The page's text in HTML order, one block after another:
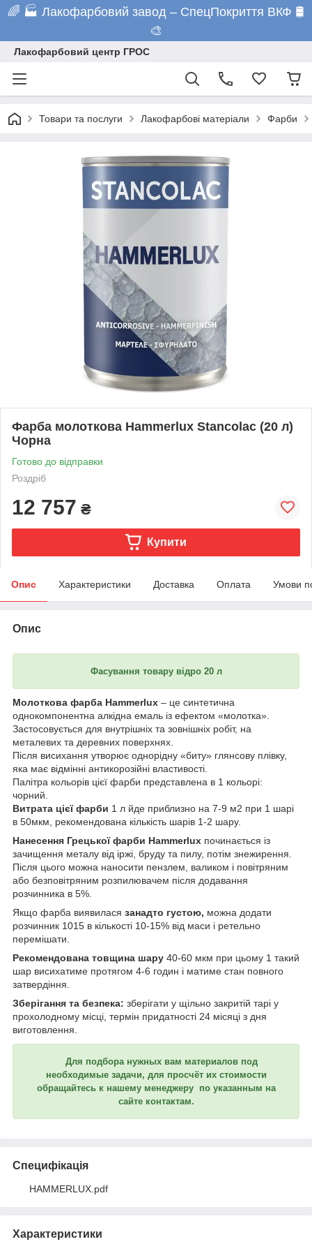
🌈 🏭 Лакофарбовий завод – СпецПокриття ВКФ 🛢️
🎨
Лакофарбовий центр ГРОС
Товари та послуги Лакофарбові матеріали Фарби
Фарба молоткова Hammerlux Stancolac (20 л)
Чорна
Готово до відправки
Роздріб
12 757 ₴
Купити
Опис Характеристики Доставка Оплата Умови
Опис
Фасування товару відро 20 л
Молоткова фарба Hammerlux – це синтетична
однокомпонентна алкідна емаль із ефектом «молотка».
Застосовується для внутрішніх та зовнішніх робіт, на
металевих та деревних поверхнях.
Після висихання утворює однорідну «биту» глянсову плівку,
яка має відмінні антикорозійні властивості.
Палітра кольорів цієї фарби представлена ​​в 1 кольорі:
чорний.
Витрата цієї фарби 1 л йде приблизно на 7-9 м2 при 1 шарі
в 50мкм, рекомендована кількість шарів 1-2 шару.
Нанесення Грецької фарби Hammerlux починається із
зачищення металу від іржі, бруду та пилу, потім знежирення.
Після цього можна наносити пензлем, валиком і повітряним
або безповітряним розпилювачем після додавання
розчинника в 5%.
Якщо фарба виявилася занадто густою, можна додати
розчинник 1015 в кількості 10-15% від маси і ретельно
перемішати.
Рекомендована товщина шару 40-60 мкм при цьому 1 такий
шар висихатиме протягом 4-6 годин і матиме стан повного
затвердіння.
Зберігання та безпека: зберігати у щільно закритій тарі у
прохолодному місці, термін придатності 24 місяці з дня
виготовлення.
Для подбора нужных вам материалов под
необходимые задачи, для просчёт их стоимости
обращайтесь к нашему менеджеру по указанным на
сайте контактам.
Специфікація
HAMMERLUX.pdf
Характеристики